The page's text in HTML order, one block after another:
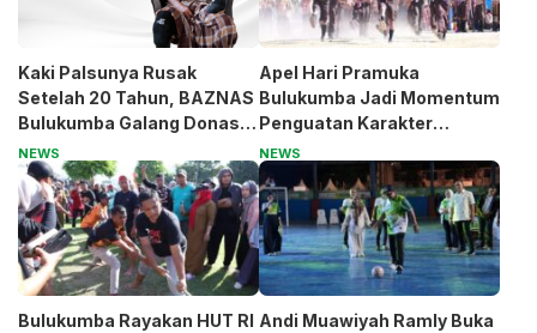
Kaki Palsunya Rusak
Setelah 20 Tahun, BAZNAS
Bulukumba Galang Donasi
untuk Pak Pardi
NEWS
Apel Hari Pramuka
Bulukumba Jadi Momentum
Penguatan Karakter
Generasi Muda
NEWS
Bulukumba Rayakan HUT RI Andi Muawiyah Ramly Buka